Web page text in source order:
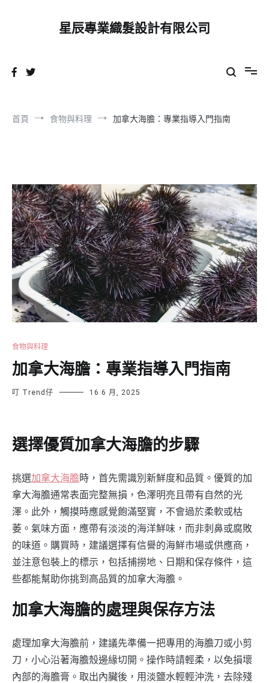
星辰專業織髮設計有限公司
首頁 食物與料理 加拿大海膽：專業指導入門指南
食物與料理
加拿大海膽：專業指導入門指南
叮 Trend仔 16 6 月, 2025
選擇優質加拿大海膽的步驟
挑選加拿大海膽時，首先需識別新鮮度和品質。優質的加
拿大海膽通常表面完整無損，色澤明亮且帶有自然的光
澤。此外，觸摸時應感覺飽滿堅實，不會過於柔軟或枯
萎。氣味方面，應帶有淡淡的海洋鮮味，而非刺鼻或腐敗
的味道。購買時，建議選擇有信譽的海鮮市場或供應商，
並注意包裝上的標示，包括捕撈地、日期和保存條件，這
些都能幫助你挑到高品質的加拿大海膽。
加拿大海膽的處理與保存方法
處理加拿大海膽前，建議先準備一把專用的海膽刀或小剪
刀，小心沿著海膽殼邊緣切開。操作時請輕柔，以免損壞
內部的海膽膏。取出內臟後，用淡鹽水輕輕沖洗，去除殘